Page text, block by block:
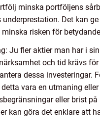
minska portföljens
Det kan
risken för
Ju fler aktier man har i
och tid krävs
dessa investeringar.
detta vara en utmaning
eller brist på
kan göra det enklare att